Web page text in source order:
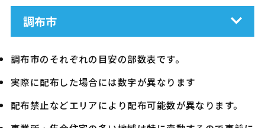
調布市
調布市のそれぞれの目安の部数表です。
実際に配布した場合には数字が異なります
配布禁止などエリアにより配布可能数が異なります。